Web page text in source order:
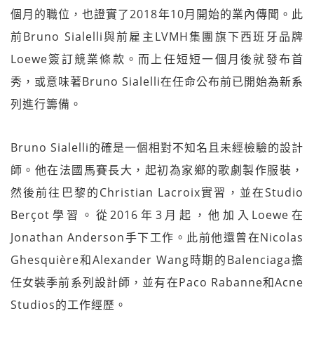
個月的職位，也證實了2018年10月開始的業內傳聞。此
前Bruno Sialelli與前雇主LVMH集團旗下西班牙品牌
Loewe簽訂競業條款。而上任短短一個月後就發布首
秀，或意味著Bruno Sialelli在任命公布前已開始為新系
列進行籌備。
Bruno Sialelli的確是一個相對不知名且未經檢驗的設計
師。他在法國馬賽長大，起初為家鄉的歌劇製作服裝，
然後前往巴黎的Christian Lacroix實習，並在Studio
Berçot學習。從2016年3月起，他加入Loewe在
Jonathan Anderson手下工作。此前他還曾在Nicolas
Ghesquière和Alexander Wang時期的Balenciaga擔
任女裝季前系列設計師，並有在Paco Rabanne和Acne
Studios的工作經歷。